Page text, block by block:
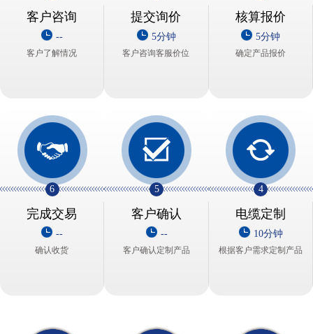
客户咨询
--
客户了解情况
提交询价
5分钟
客户咨询客服价位
核算报价
5分钟
确定产品报价
4
电缆定制
10分钟
根据客户需求定制产品
5
客户确认
--
客户确认定制产品
6
完成交易
--
确认收货